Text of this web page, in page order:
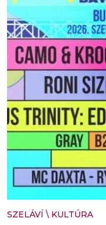
SZELÁVÍ \ KULTÚRA